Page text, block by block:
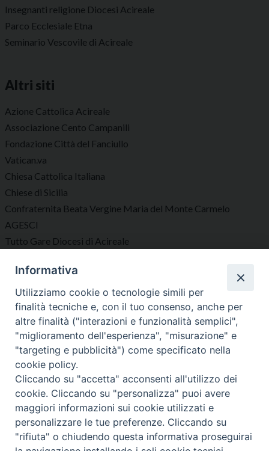
Insegnanti religione Diocesi Acireale
Parco Ecclesiale Etna
Seminario Vescovile di Acireale
Altri siti
Azione Cattolica Acireale
Associazione Cento Campanili
Fondazione Città del Fanciullo
Vatican.va
Chiesa Cattolica Italiana
Chiese di Sicilia
Confraternita Beata Vergine Maria del Monte Carmelo
AGESCI
Tutto Gare Diocesi di Acireale
Diocesi di Acireale
Copyright © 2023 Diocesi di Acireale
Informativa
Utilizziamo cookie o tecnologie simili per
finalità tecniche e, con il tuo consenso, anche per
altre finalità ("interazioni e funzionalità semplici",
"miglioramento dell'esperienza", "misurazione" e
"targeting e pubblicità") come specificato nella
cookie policy.
Cliccando su "accetta" acconsenti all'utilizzo dei
cookie. Cliccando su "personalizza" puoi avere
maggiori informazioni sui cookie utilizzati e
personalizzare le tue preferenze. Cliccando su
"rifiuta" o chiudendo questa informativa proseguirai